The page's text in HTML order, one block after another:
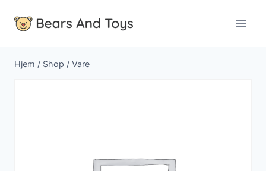
Hjem / Shop / Vare